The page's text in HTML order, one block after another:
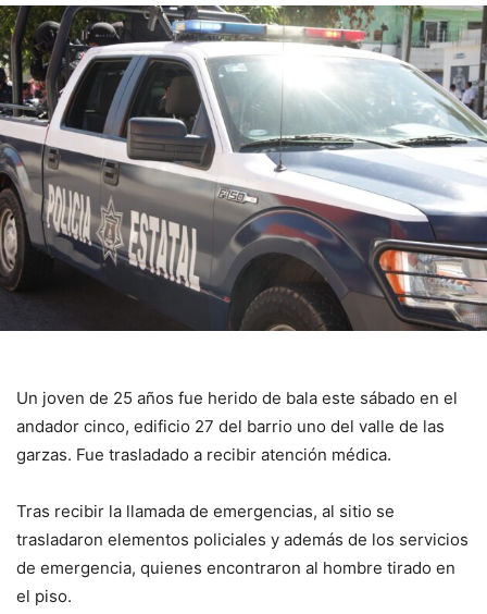
Un joven de 25 años fue herido de bala este sábado en el
andador cinco, edificio 27 del barrio uno del valle de las
garzas. Fue trasladado a recibir atención médica.
Tras recibir la llamada de emergencias, al sitio se
trasladaron elementos policiales y además de los servicios
de emergencia, quienes encontraron al hombre tirado en
el piso.